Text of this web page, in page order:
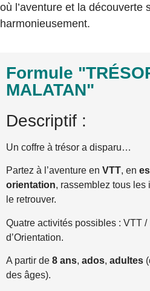
où l’aventure et la découverte
harmonieusement.
Formule
MALATAN"
Descriptif :
Un coffre à trésor a disparu…
Partez à l’aventure en VTT, en
orientation, rassemblez tous
le retrouver.
Quatre activités possibles : VTT
d’Orientation.
A partir de 8 ans, ados, adultes
des âges).